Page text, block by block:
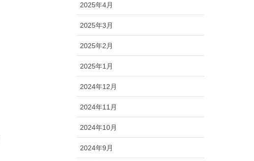
2025年4月
2025年3月
2025年2月
2025年1月
2024年12月
2024年11月
2024年10月
2024年9月